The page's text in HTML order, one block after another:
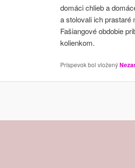
domáci chlieb a
a stolovali ich
Fašiangové obdobie
kolienkom.
Príspevok bol vložený